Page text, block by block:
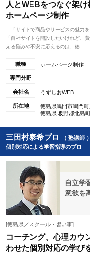
人とWEBをつなぐ架
ホームページ制作
「サイトで商品やサービスの魅力を
「自社サイトを開設したいけれど、
える悩みや不安に応えるのは、徳...
職種 ホームページ制作
専門分野
会社名 うずしおWEB
所在地
徳島県鳴門市鳴門
徳島県 板野郡北島
三田村泰希プロ
（ 塾講師 ）
個別対応による学習指導のプロ
自立学
意欲を
[徳島県／スクール・習い事]
コーチング、心理カウ
わせた個別対応の学び